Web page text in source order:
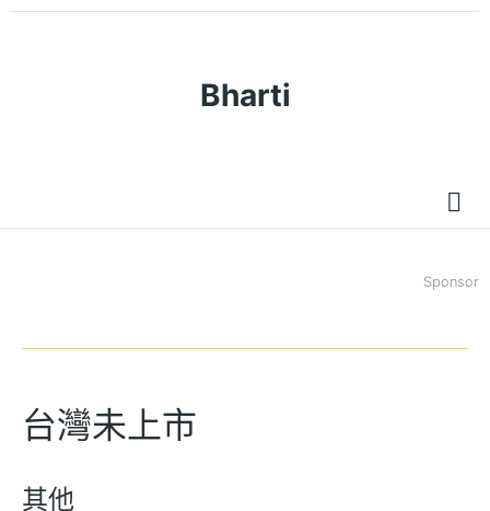
Bharti
Sponsor
台灣未上市
其他